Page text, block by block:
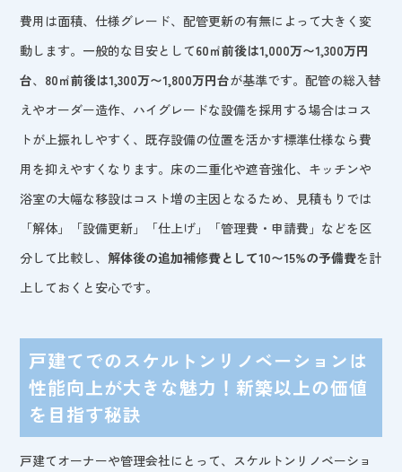
費用は面積、仕様グレード、配管更新の有無によって大きく変
動します。一般的な目安として60㎡前後は1,000万〜1,300万円
台、 80㎡前後は1,300万〜1,800万円台が基準です。配管の総入替
えやオーダー造作、ハイグレードな設備を採用する場合はコス
トが上振れしやすく、既存設備の位置を活かす標準仕様なら費
用を抑えやすくなります。床の二重化や遮音強化、キッチンや
浴室の大幅な移設はコスト増の主因となるため、見積もりでは
「解体」「設備更新」「仕上げ」「管理費・申請費」などを区
分して比較し、解体後の追加補修費として10〜15%の予備費を計
上しておくと安心です。
戸建てでのスケルトンリノベーションは
性能向上が大きな魅力！新築以上の価値
を目指す秘訣
戸建てオーナーや管理会社にとって、スケルトンリノベーショ